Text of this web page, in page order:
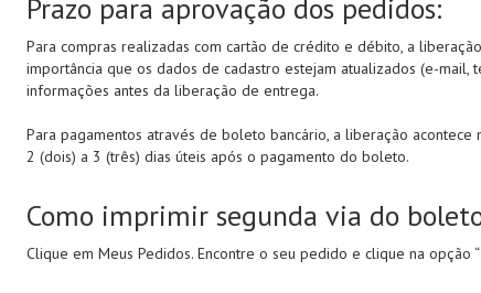
Prazo para aprovação dos pedidos:
Para compras realizadas com cartão de crédito e débito, a
importância que os dados de cadastro estejam atualizados (e-
informações antes da liberação de entrega.
Para pagamentos através de boleto bancário, a liberação
2 (dois) a 3 (três) dias úteis após o pagamento do boleto.
Como imprimir segunda via do
Clique em Meus Pedidos. Encontre o seu pedido e clique na opção